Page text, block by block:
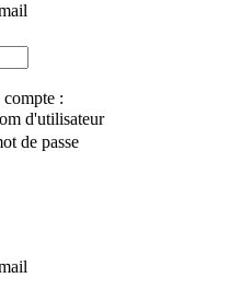
:
d'utilisateur
de passe